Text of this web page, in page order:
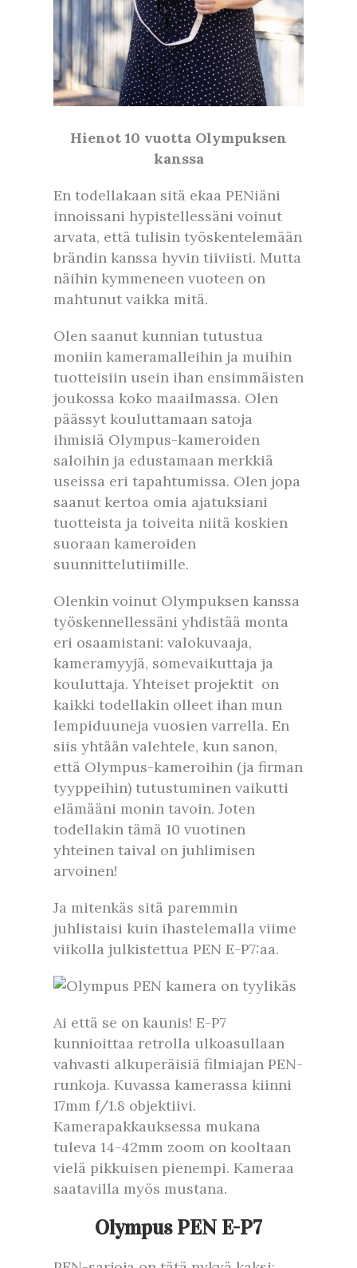
Hienot 10 vuotta Olympuksen
kanssa
En todellakaan sitä ekaa PENiäni
innoissani hypistellessäni voinut
arvata, että tulisin työskentelemään
brändin kanssa hyvin tiiviisti. Mutta
näihin kymmeneen vuoteen on
mahtunut vaikka mitä.
Olen saanut kunnian tutustua
moniin kameramalleihin ja muihin
tuotteisiin usein ihan ensimmäisten
joukossa koko maailmassa. Olen
päässyt kouluttamaan satoja
ihmisiä Olympus-kameroiden
saloihin ja edustamaan merkkiä
useissa eri tapahtumissa. Olen jopa
saanut kertoa omia ajatuksiani
tuotteista ja toiveita niitä koskien
suoraan kameroiden
suunnittelutiimille.
Olenkin voinut Olympuksen kanssa
työskennellessäni yhdistää monta
eri osaamistani: valokuvaaja,
kameramyyjä, somevaikuttaja ja
kouluttaja. Yhteiset projektit on
kaikki todellakin olleet ihan mun
lempiduuneja vuosien varrella. En
siis yhtään valehtele, kun sanon,
että Olympus-kameroihin (ja firman
tyyppeihin) tutustuminen vaikutti
elämääni monin tavoin. Joten
todellakin tämä 10 vuotinen
yhteinen taival on juhlimisen
arvoinen!
Ja mitenkäs sitä paremmin
juhlistaisi kuin ihastelemalla viime
viikolla julkistettua PEN E-P7:aa.
Ai että se on kaunis! E-P7
kunnioittaa retrolla ulkoasullaan
vahvasti alkuperäisiä filmiajan PEN-
runkoja. Kuvassa kamerassa kiinni
17mm f/1.8 objektiivi.
Kamerapakkauksessa mukana
tuleva 14-42mm zoom on kooltaan
vielä pikkuisen pienempi. Kameraa
saatavilla myös mustana.
Olympus PEN E-P7